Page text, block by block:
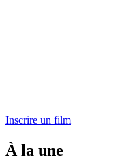
Inscrire un film
À la une